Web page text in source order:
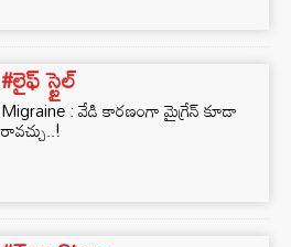
#లైఫ్ స్టైల్
Migraine : వేడి కారణంగా మైగ్రేన్ కూడా
రావచ్చు..!